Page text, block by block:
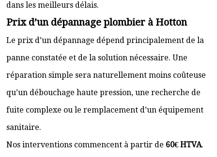
dans les meilleurs délais.
Prix d’un dépannage plombier à Hotton
Le prix d’un dépannage dépend principalement de la
panne constatée et de la solution nécessaire. Une
réparation simple sera naturellement moins coûteuse
qu’un débouchage haute pression, une recherche de
fuite complexe ou le remplacement d’un équipement
sanitaire.
Nos interventions commencent à partir de 60€ HTVA.